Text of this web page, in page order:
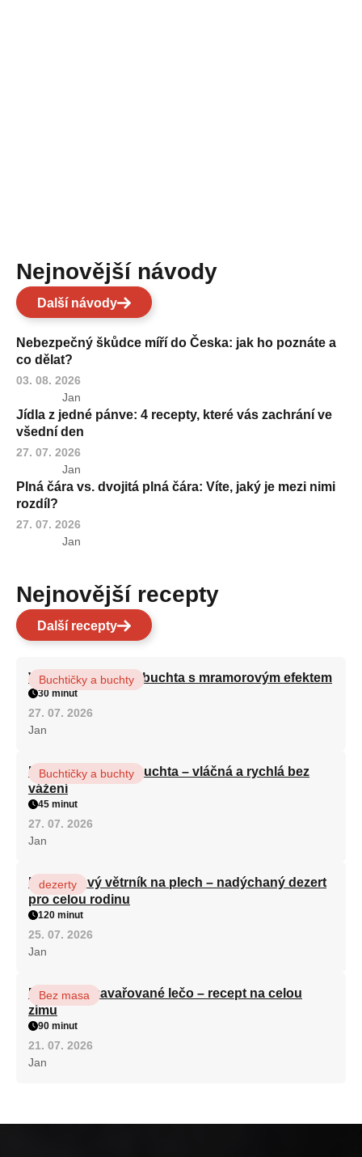
Nejnovější návody
Další návody
Nebezpečný škůdce míří do Česka: jak ho poznáte a
co dělat?
03. 08. 2026
Jan
Jídla z jedné pánve: 4 recepty, které vás zachrání ve
všední den
27. 07. 2026
Jan
Plná čára vs. dvojitá plná čára: Víte, jaký je mezi nimi
rozdíl?
27. 07. 2026
Jan
Nejnovější recepty
Další recepty
Vláčná olejová litá buchta s mramorovým efektem
Buchtičky a buchty
30 minut
27. 07. 2026
Jan
Hrnková maková buchta – vláčná a rychlá bez
vážení
Buchtičky a buchty
45 minut
27. 07. 2026
Jan
Karamelový větrník na plech – nadýchaný dezert
pro celou rodinu
dezerty
120 minut
25. 07. 2026
Jan
Babiččino zavařované lečo – recept na celou
zimu
Bez masa
90 minut
21. 07. 2026
Jan